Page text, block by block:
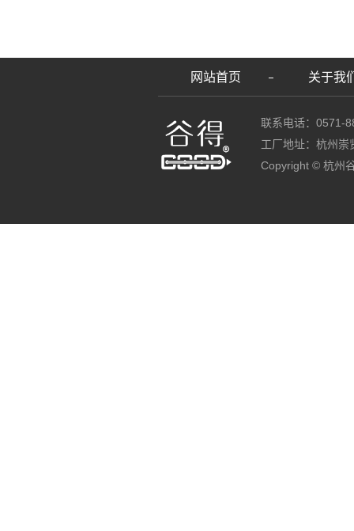
网站首页 关于我
联系电话：0571-
工厂地址：杭州崇
Copyright © 杭州